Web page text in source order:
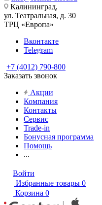
Калининград,
ул. Театральная, д. 30
ТРЦ «Европа»
Вконтакте
Telegram
+7 (4012) 790-800
Заказать звонок
Акции
Компания
Контакты
Сервис
Trade-in
Бонусная программа
Помощь
...
Войти
Избранные товары 0
Корзина 0